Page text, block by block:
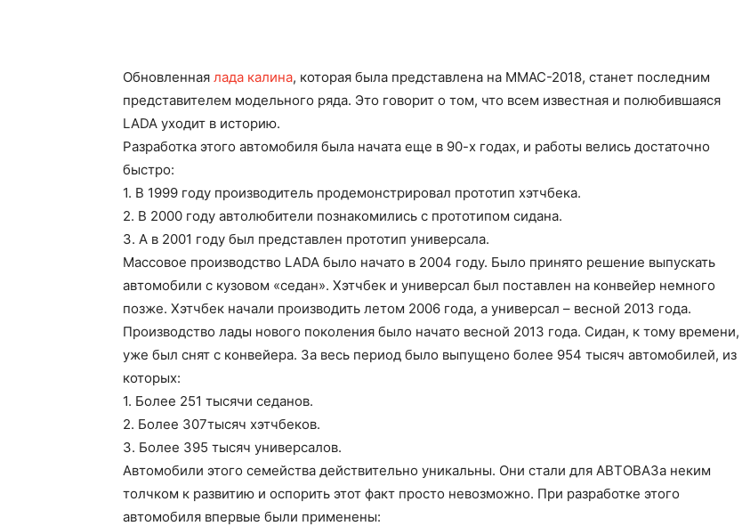
Обновленная лада калина, которая была представлена на MMAC-2018, станет последним
представителем модельного ряда. Это говорит о том, что всем известная и полюбившаяся
LADA уходит в историю.
Разработка этого автомобиля была начата еще в 90-х годах, и работы велись достаточно
быстро:
1. В 1999 году производитель продемонстрировал прототип хэтчбека.
2. В 2000 году автолюбители познакомились с прототипом сидана.
3. А в 2001 году был представлен прототип универсала.
Массовое производство LADA было начато в 2004 году. Было принято решение выпускать
автомобили с кузовом «седан». Хэтчбек и универсал был поставлен на конвейер немного
позже. Хэтчбек начали производить летом 2006 года, а универсал – весной 2013 года.
Производство лады нового поколения было начато весной 2013 года. Сидан, к тому времени,
уже был снят с конвейера. За весь период было выпущено более 954 тысяч автомобилей, из
которых:
1. Более 251 тысячи седанов.
2. Более 307тысяч хэтчбеков.
3. Более 395 тысяч универсалов.
Автомобили этого семейства действительно уникальны. Они стали для АВТОВАЗа неким
толчком к развитию и оспорить этот факт просто невозможно. При разработке этого
автомобиля впервые были применены: